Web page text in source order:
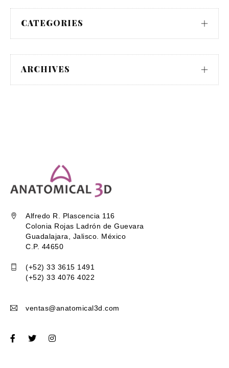
CATEGORIES
ARCHIVES
Alfredo R. Plascencia 116
Colonia Rojas Ladrón de Guevara
Guadalajara, Jalisco. México
C.P. 44650
(+52) 33 3615 1491
(+52) 33 4076 4022
ventas@anatomical3d.com